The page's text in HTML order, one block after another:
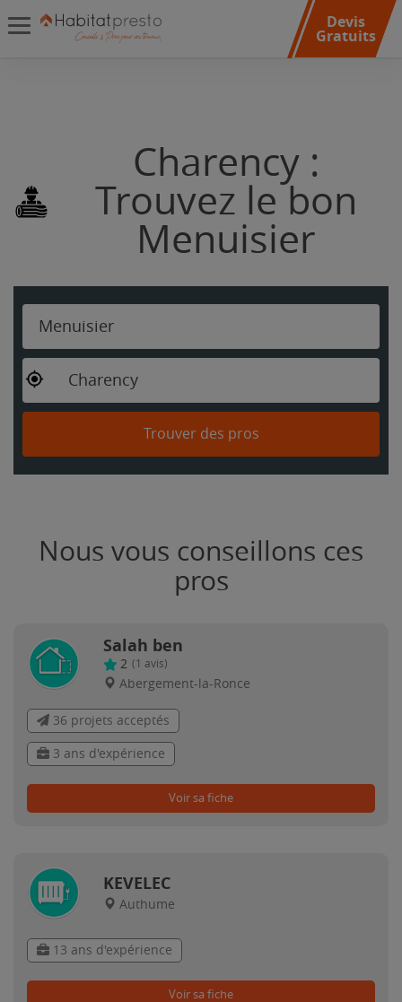
Devis
Gratuits
Charency :
Trouvez le bon
Menuisier
Menuisier
Charency
Trouver des pros
Nous vous conseillons ces
pros
Salah ben
2 (1 avis)
Abergement-la-Ronce
36 projets acceptés
3 ans d'expérience
Voir sa fiche
KEVELEC
Authume
13 ans d'expérience
Voir sa fiche